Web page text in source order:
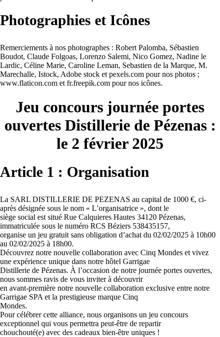
Photographies et Icônes
Remerciements à nos photographes : Robert Palomba, Sébastien
Boudot, Claude Folgoas, Lorenzo Salemi, Nico Gomez, Nadine le
Lardic, Céline Marie, Caroline Leman, Sebastien de la Marque, M.
Marechalle, Istock, Adobe stock et pexels.com pour nos photos ;
www.flaticon.com et fr.freepik.com pour nos icônes.
Jeu concours journée portes
ouvertes Distillerie de Pézenas :
le 2 février 2025
Article 1 : Organisation
La SARL DISTILLERIE DE PEZENAS au capital de 1000 €, ci-
après désignée sous le nom « L’organisatrice », dont le
siège social est situé Rue Calquieres Hautes 34120 Pézenas,
immatriculée sous le numéro RCS Béziers 538435157,
organise un jeu gratuit sans obligation d’achat du 02/02/2025 à 10h00
au 02/02/2025 à 18h00.
Découvrez notre nouvelle collaboration avec Cinq Mondes et vivez
une expérience unique dans notre hôtel Garrigae
Distillerie de Pézenas. À l’occasion de notre journée portes ouvertes,
nous sommes ravis de vous inviter à découvrir
en avant-première notre nouvelle collaboration exclusive entre notre
Garrigae SPA et la prestigieuse marque Cinq
Mondes.
Pour célébrer cette alliance, nous organisons un jeu concours
exceptionnel qui vous permettra peut-être de repartir
chouchouté(e) avec des cadeaux bien-être uniques !